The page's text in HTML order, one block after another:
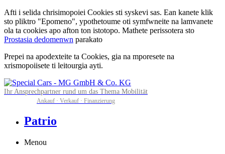
Afti i selida chrisimopoiei Cookies sti syskevi sas. Ean kanete klik
sto pliktro "Epomeno", ypothetoume oti symfwneite na lamvanete
ola ta cookies apo afton ton istotopo. Mathete perissotera sto
Prostasia dedomenwn parakato
Prepei na apodexteite ta Cookies, gia na mporesete na
xrismopoiisete ti leitourgia ayti.
Ihr Ansprechpartner rund um das Thema Mobilität
Ankauf · Verkauf · Finanzierung
Patrio
Menou